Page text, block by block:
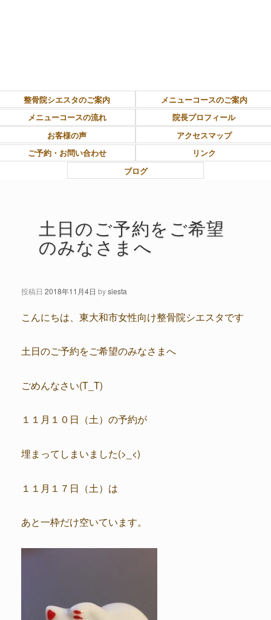
整骨院シエスタのご案内
メニューコースのご案内
メニューコースの流れ
院長プロフィール
お客様の声
アクセスマップ
ご予約・お問い合わせ
リンク
ブログ
土日のご予約をご希望
のみなさまへ
投稿日 2018年11月4日 bysiesta
こんにちは、東大和市女性向け整骨院シエスタです
土日のご予約をご希望のみなさまへ
ごめんなさい(T_T)
１１月１０日（土）の予約が
埋まってしまいました(>_<)
１１月１７日（土）は
あと一枠だけ空いています。